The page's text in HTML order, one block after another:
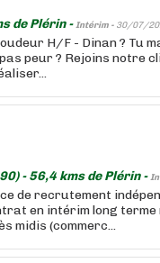
de Plérin -Intérim - 30/07/
H/F - Dinan ? Tu
peur ? Rejoins notre
- 56,4 kms de Plérin -
de recrutement
en intérim long terme
midis (commerc...